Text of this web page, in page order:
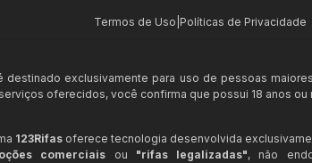
Termos de Uso Políticas de Privacidade
destinado exclusivamente para uso de pessoas
oferecidos, você confirma que possui 18 anos ou
123Rifas oferece tecnologia desenvolvida
comerciais ou "rifas legalizadas", não